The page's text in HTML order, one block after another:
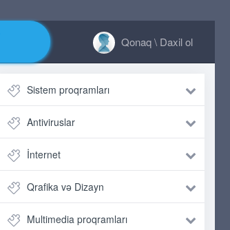
Qonaq \ Daxil ol
Sistem proqramları
Antiviruslar
İnternet
Qrafika və Dizayn
Multimedia proqramları